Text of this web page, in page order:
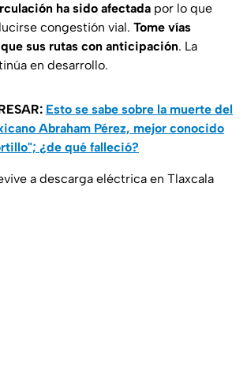
ha sido afectada por lo que
congestión vial. Tome vías
sus rutas con anticipación. La
en desarrollo.
Esto se sabe sobre la muerte del
Abraham Pérez, mejor conocido
¿de qué falleció?
a descarga eléctrica en Tlaxcala